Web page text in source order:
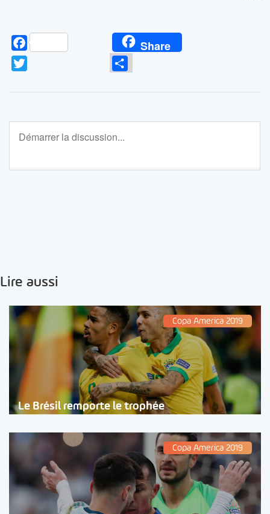
Facebook Share
Partager
Lire aussi
Copa America 2019
Le Brésil remporte le trophée
Copa America 2019